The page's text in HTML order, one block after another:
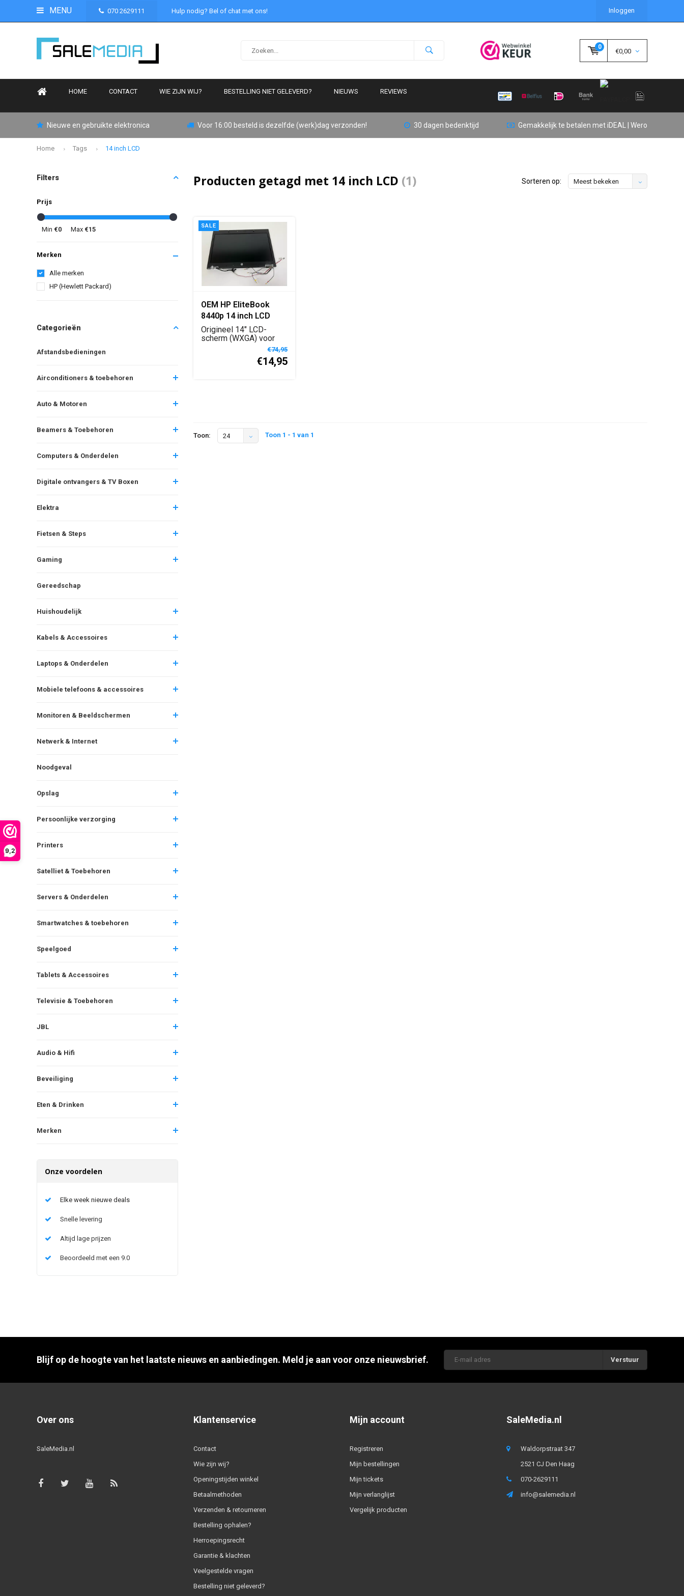
9,2
MENU 070 2629111 Hulp nodig? Bel of chat met ons! Inloggen
0
€0,00
HOME CONTACT WIE ZIJN WIJ? BESTELLING NIET GELEVERD? NIEUWS REVIEWS
Nieuwe en gebruikte elektronica Voor 16:00 besteld is dezelfde (werk)dag verzonden! 30 dagen bedenktijd Gemakkelijk te betalen met iDEAL | Wero
Home Tags 14 inch LCD
Filters
Prijs
Min €0 Max €15
Merken
Alle merken
HP (Hewlett Packard)
Categorieën
Afstandsbedieningen
Airconditioners & toebehoren
Auto & Motoren
Beamers & Toebehoren
Computers & Onderdelen
Digitale ontvangers & TV Boxen
Elektra
Fietsen & Steps
Gaming
Gereedschap
Huishoudelijk
Kabels & Accessoires
Laptops & Onderdelen
Mobiele telefoons & accessoires
Monitoren & Beeldschermen
Netwerk & Internet
Noodgeval
Opslag
Persoonlijke verzorging
Printers
Satelliet & Toebehoren
Servers & Onderdelen
Smartwatches & toebehoren
Speelgoed
Tablets & Accessoires
Televisie & Toebehoren
JBL
Audio & Hifi
Beveiliging
Eten & Drinken
Merken
Onze voordelen
Elke week nieuwe deals
Snelle levering
Altijd lage prijzen
Beoordeeld met een 9.0
Producten getagd met 14 inch LCD (1) Sorteren op: Meest bekeken
SALE
OEM HP EliteBook
8440p 14 inch LCD
scherm WXGA
vervangingsdisplay
Origineel 14" LCD-
scherm (WXGA) voor
HP EliteBook 8440p,€74,95
€14,95
Toon: 24 Toon 1 - 1 van 1
Blijf op de hoogte van het laatste nieuws en aanbiedingen. Meld je aan voor onze nieuwsbrief. Verstuur
Over ons
SaleMedia.nl
Klantenservice
Contact
Wie zijn wij?
Openingstijden winkel
Betaalmethoden
Verzenden & retourneren
Bestelling ophalen?
Herroepingsrecht
Garantie & klachten
Veelgestelde vragen
Bestelling niet geleverd?
Mijn account
Registreren
Mijn bestellingen
Mijn tickets
Mijn verlanglijst
Vergelijk producten
SaleMedia.nl
Waldorpstraat 347
2521 CJ Den Haag
070-2629111
info@salemedia.nl